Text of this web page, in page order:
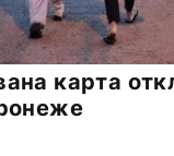
карта